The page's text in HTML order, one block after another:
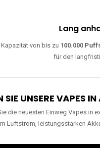
Lang
Kapazität von bis zu 100.000
für den
SIE UNSERE VAPES
die neuesten Einweg Vapes in
Luftstrom, leistungsstarken